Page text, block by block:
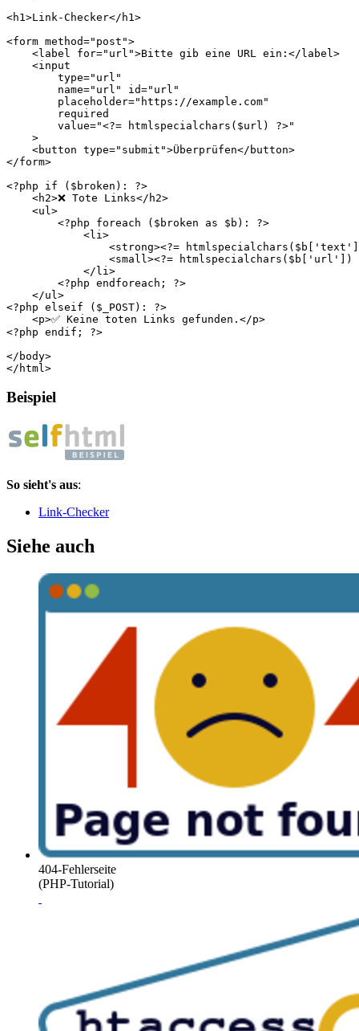
<h1>Link-Checker</h1>
<form method="post">
    <label for="url">Bitte gib eine URL ein:</label>
    <input
        type="url"
        name="url" id="url"
        placeholder="https://example.com"
        required
        value="
<?= htmlspecialchars ( $url ) ?>"
    >
    <button type="submit">Überprüfen</button>
</form>
<?php
if ( $broken ) :
?>
    <h2>❌ Tote Links</h2>
    <ul>
<?php
foreach ( $broken as $b ) :
?>
            <li>
                <strong>
<?= htmlspecialchars ( $b [ 'text' ]
                <small>
<?= htmlspecialchars ( $b [ 'url' ])
            </li>
<?php endforeach ;
?>
    </ul>
<?php elseif ( $_POST) :
?>
    <p>✅ Keine toten Links gefunden.</p>
<?php endif ;
?>
</body>
</html>
Beispiel
So sieht's aus:
Link-Checker
Siehe auch
404-Fehlerseite
(PHP-Tutorial)